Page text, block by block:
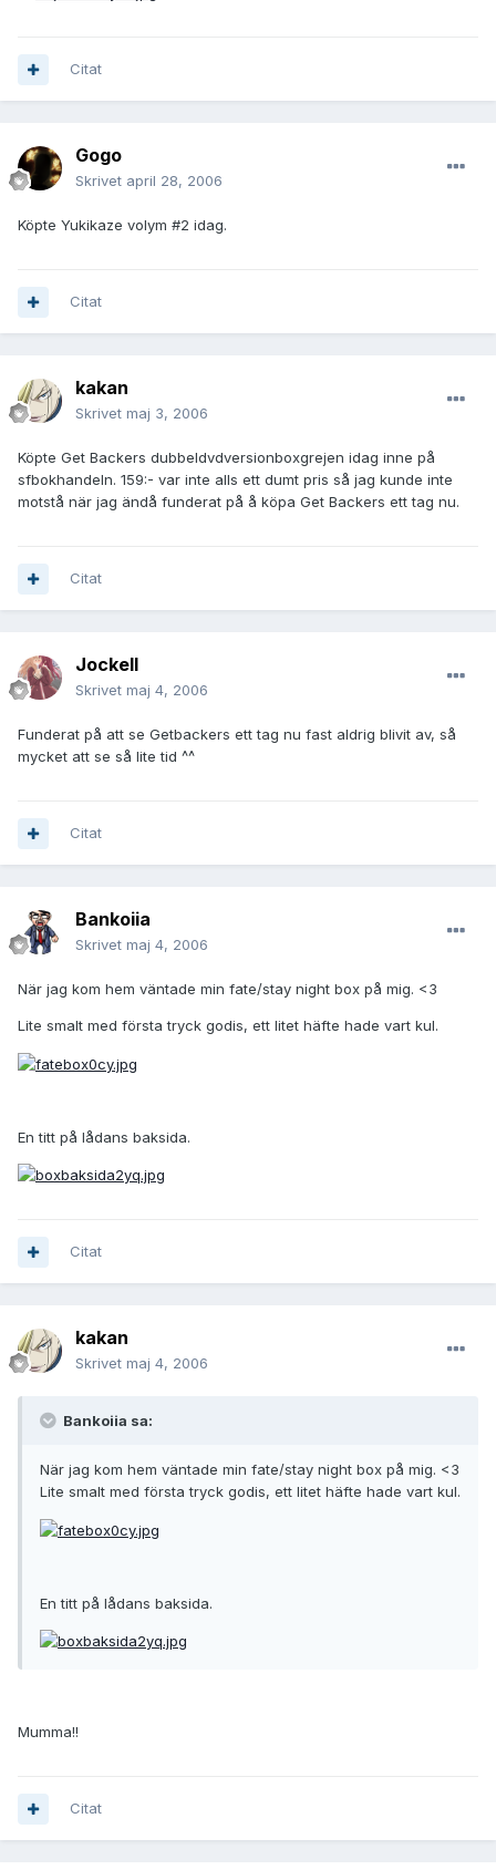
Citat
Gogo
Skrivet april 28, 2006
Köpte Yukikaze volym #2 idag.
Citat
kakan
Skrivet maj 3, 2006
Köpte Get Backers dubbeldvdversionboxgrejen idag inne på
sfbokhandeln. 159:- var inte alls ett dumt pris så jag kunde inte
motstå när jag ändå funderat på å köpa Get Backers ett tag nu.
Citat
JockeII
Skrivet maj 4, 2006
Funderat på att se Getbackers ett tag nu fast aldrig blivit av, så
mycket att se så lite tid ^^
Citat
Bankoiia
Skrivet maj 4, 2006
När jag kom hem väntade min fate/stay night box på mig. <3
Lite smalt med första tryck godis, ett litet häfte hade vart kul.
En titt på lådans baksida.
Citat
kakan
Skrivet maj 4, 2006
Bankoiia sa:
När jag kom hem väntade min fate/stay night box på mig. <3
Lite smalt med första tryck godis, ett litet häfte hade vart kul.
En titt på lådans baksida.
Mumma!!
Citat